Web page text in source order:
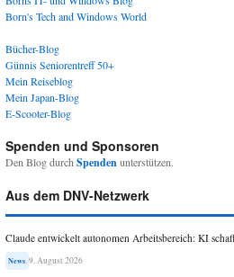
Born's Tech and Windows World
Bücher-Blog
Günnis Seniorentreff 50+
Mein Reiseblog
Mein Japan-Blog
E-Scooter-Blog
Spenden und Sponsoren
Den Blog durchSpendenunterstützen.
Aus dem DNV-Netzwerk
Claude entwickelt autonomen Arbeitsbereich: KI
News 9. August 2026